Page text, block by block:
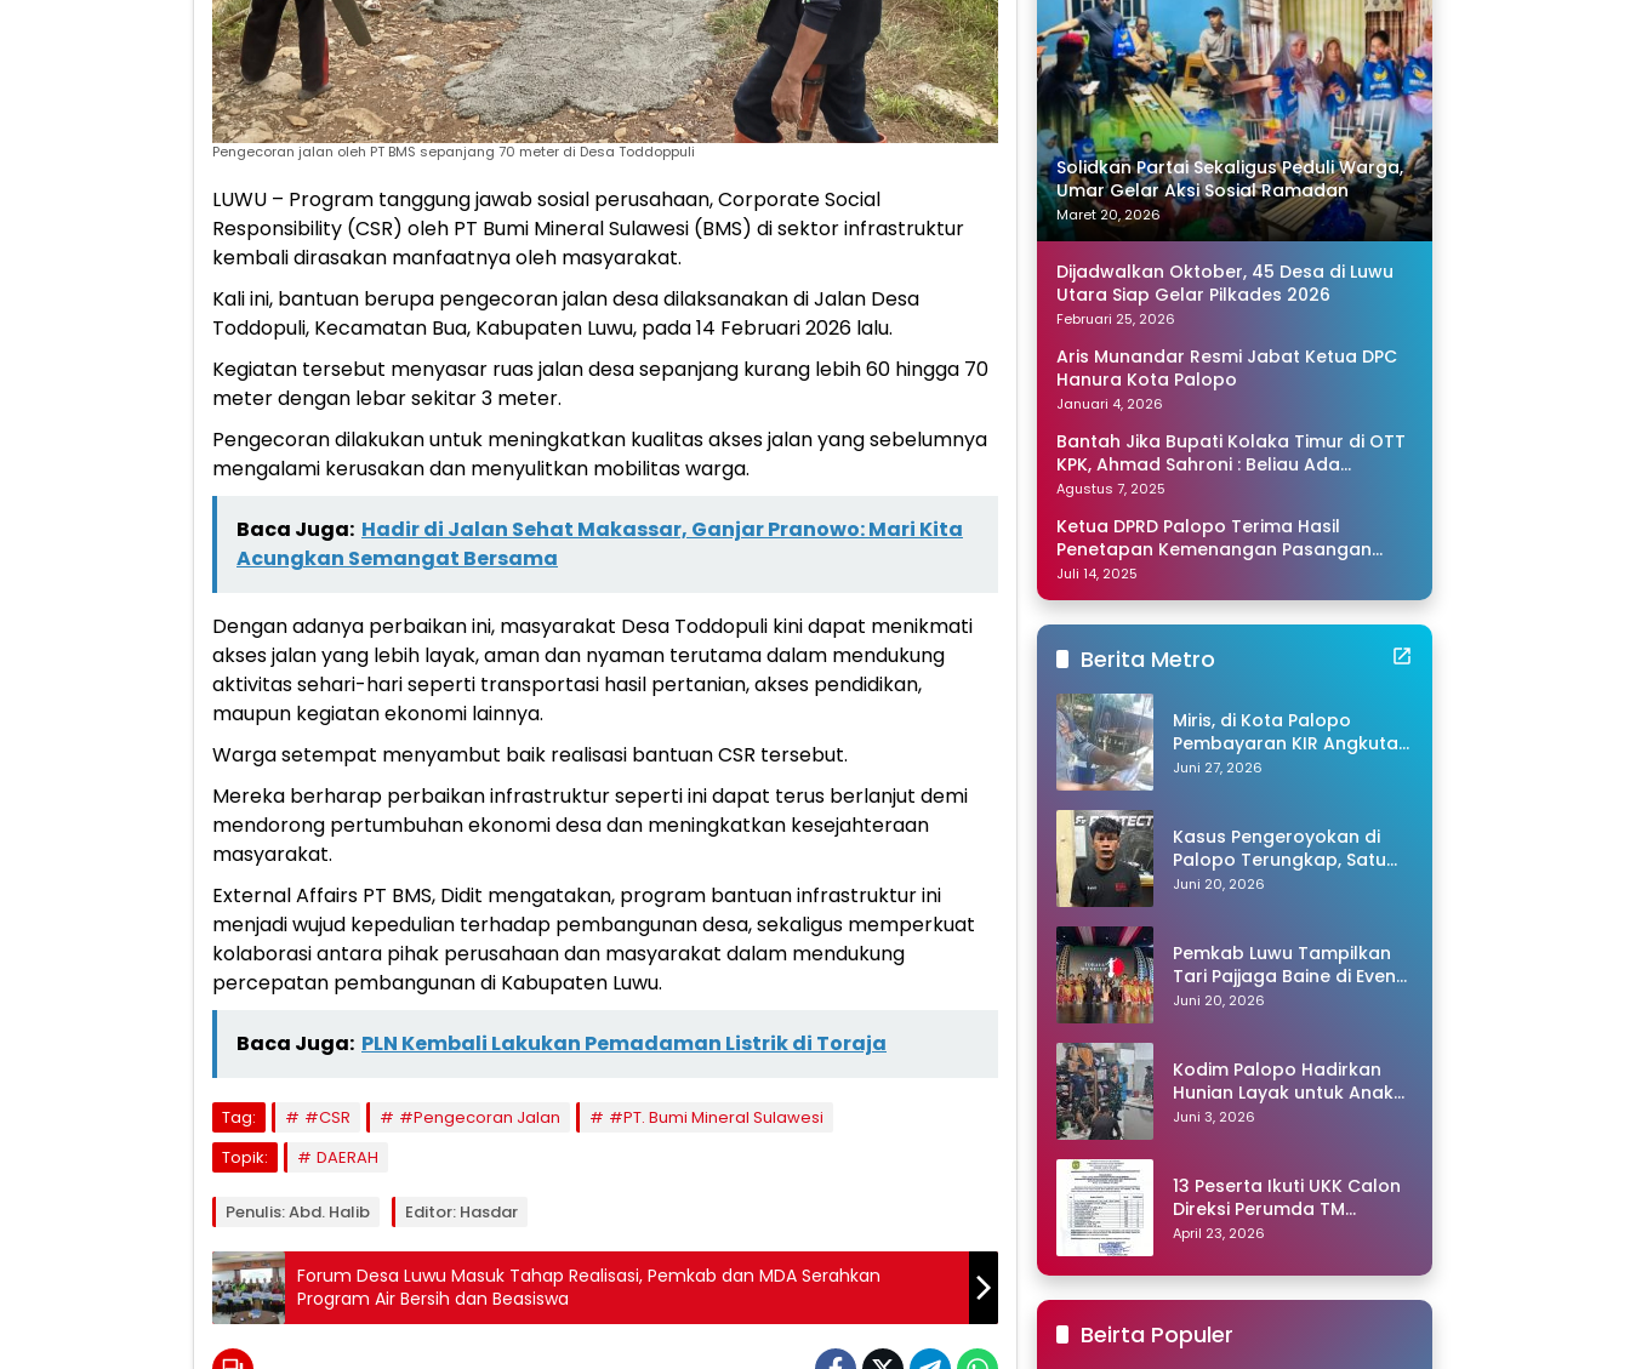
Pengecoran jalan oleh PT BMS sepanjang 70 meter di Desa Toddoppuli
LUWU – Program tanggung jawab sosial perusahaan, Corporate Social
Responsibility (CSR) oleh PT Bumi Mineral Sulawesi (BMS) di sektor infrastruktur
kembali dirasakan manfaatnya oleh masyarakat.
Kali ini, bantuan berupa pengecoran jalan desa dilaksanakan di Jalan Desa
Toddopuli, Kecamatan Bua, Kabupaten Luwu, pada 14 Februari 2026 lalu.
Kegiatan tersebut menyasar ruas jalan desa sepanjang kurang lebih 60 hingga 70
meter dengan lebar sekitar 3 meter.
Pengecoran dilakukan untuk meningkatkan kualitas akses jalan yang sebelumnya
mengalami kerusakan dan menyulitkan mobilitas warga.
Baca Juga: Hadir di Jalan Sehat Makassar, Ganjar Pranowo: Mari Kita
Acungkan Semangat Bersama
Dengan adanya perbaikan ini, masyarakat Desa Toddopuli kini dapat menikmati
akses jalan yang lebih layak, aman dan nyaman terutama dalam mendukung
aktivitas sehari-hari seperti transportasi hasil pertanian, akses pendidikan,
maupun kegiatan ekonomi lainnya.
Warga setempat menyambut baik realisasi bantuan CSR tersebut.
Mereka berharap perbaikan infrastruktur seperti ini dapat terus berlanjut demi
mendorong pertumbuhan ekonomi desa dan meningkatkan kesejahteraan
masyarakat.
External Affairs PT BMS, Didit mengatakan, program bantuan infrastruktur ini
menjadi wujud kepedulian terhadap pembangunan desa, sekaligus memperkuat
kolaborasi antara pihak perusahaan dan masyarakat dalam mendukung
percepatan pembangunan di Kabupaten Luwu.
Baca Juga: PLN Kembali Lakukan Pemadaman Listrik di Toraja
Tag: #CSR #Pengecoran Jalan
#PT. Bumi Mineral Sulawesi
Topik:
DAERAH
Penulis: Abd. Halib Editor: Hasdar
Forum Desa Luwu Masuk Tahap Realisasi, Pemkab dan MDA Serahkan
Program Air Bersih dan Beasiswa
Solidkan Partai Sekaligus Peduli Warga,
Umar Gelar Aksi Sosial Ramadan
Maret 20, 2026
Dijadwalkan Oktober, 45 Desa di Luwu
Utara Siap Gelar Pilkades 2026
Februari 25, 2026
Aris Munandar Resmi Jabat Ketua DPC
Hanura Kota Palopo
Januari 4, 2026
Bantah Jika Bupati Kolaka Timur di OTT
KPK, Ahmad Sahroni : Beliau Ada
Disamping Saya di Makassar
Agustus 7, 2025
Ketua DPRD Palopo Terima Hasil
Penetapan Kemenangan Pasangan
Naili-Akhmad dari KPU Sulsel
Juli 14, 2025
Berita Metro
Miris, di Kota Palopo
Pembayaran KIR Angkutan
Barang Capai Rp600 Ribu,
Juni 27, 2026
Kasus Pengeroyokan di
Palopo Terungkap, Satu
Tersangka Ditangkap
Juni 20, 2026
Pemkab Luwu Tampilkan
Tari Pajjaga Baine di Event
Toraya Ma’gellu’ 2026
Juni 20, 2026
Kodim Palopo Hadirkan
Hunian Layak untuk Anak
Panti
Juni 3, 2026
13 Peserta Ikuti UKK Calon
Direksi Perumda TM
Palopo, Ris Akril Raih
April 23, 2026
Beirta Populer